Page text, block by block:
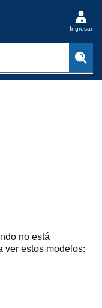
Ingresar
no está
ver estos modelos: